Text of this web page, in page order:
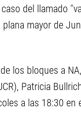
del llamado
mayor de
los bloques a
Patricia
a las 18:30 en